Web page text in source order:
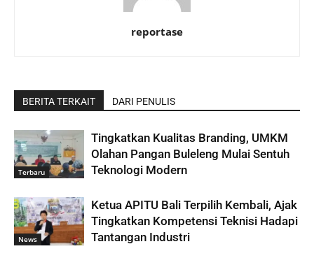
reportase
BERITA TERKAIT DARI PENULIS
Terbaru
Tingkatkan Kualitas Branding, UMKM
Olahan Pangan Buleleng Mulai Sentuh
Teknologi Modern
News
Ketua APITU Bali Terpilih Kembali, Ajak
Tingkatkan Kompetensi Teknisi Hadapi
Tantangan Industri